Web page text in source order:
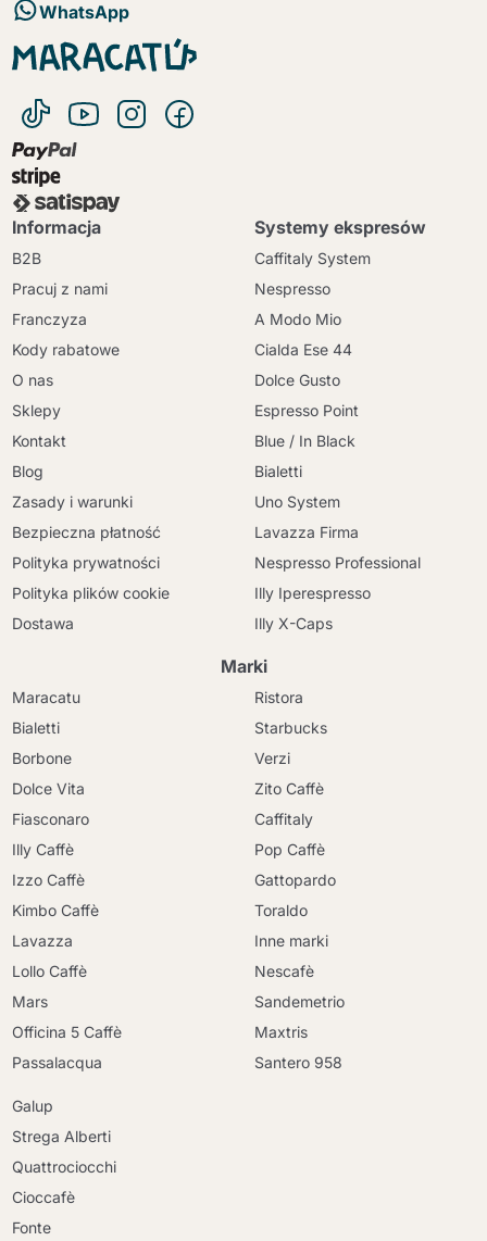
WhatsApp
Informacja
B2B
Pracuj z nami
Franczyza
Kody rabatowe
O nas
Sklepy
Kontakt
Blog
Zasady i warunki
Bezpieczna płatność
Polityka prywatności
Polityka plików cookie
Dostawa
Systemy ekspresów
Caffitaly System
Nespresso
A Modo Mio
Cialda Ese 44
Dolce Gusto
Espresso Point
Blue / In Black
Bialetti
Uno System
Lavazza Firma
Nespresso Professional
Illy Iperespresso
Illy X-Caps
Marki
Maracatu
Bialetti
Borbone
Dolce Vita
Fiasconaro
Illy Caffè
Izzo Caffè
Kimbo Caffè
Lavazza
Lollo Caffè
Mars
Officina 5 Caffè
Passalacqua
Ristora
Starbucks
Verzi
Zito Caffè
Caffitaly
Pop Caffè
Gattopardo
Toraldo
Inne marki
Nescafè
Sandemetrio
Maxtris
Santero 958
Galup
Strega Alberti
Quattrociocchi
Cioccafè
Fonte